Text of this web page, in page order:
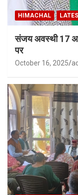
HIMACHAL
संजय अवस्थी 17
पर
October 16, 2025